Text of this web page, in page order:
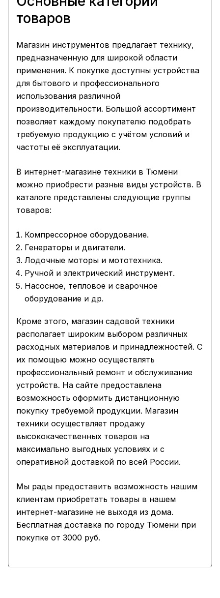
товаров
Магазин инструментов предлагает технику,
предназначенную для широкой области
применения. К покупке доступны устройства
для бытового и профессионального
использования различной
производительности. Большой ассортимент
позволяет каждому покупателю подобрать
требуемую продукцию с учётом условий и
частоты её эксплуатации.
В интернет-магазине техники в Тюмени
можно приобрести разные виды устройств. В
каталоге представлены следующие группы
товаров:
Компрессорное оборудование.
Генераторы и двигатели.
Лодочные моторы и мототехника.
Ручной и электрический инструмент.
Насосное, тепловое и сварочное
оборудование и др.
Кроме этого, магазин садовой техники
располагает широким выбором различных
расходных материалов и принадлежностей. С
их помощью можно осуществлять
профессиональный ремонт и обслуживание
устройств. На сайте предоставлена
возможность оформить дистанционную
покупку требуемой продукции. Магазин
техники осуществляет продажу
высококачественных товаров на
максимально выгодных условиях и с
оперативной доставкой по всей России.
Мы рады предоставить возможность нашим
клиентам приобретать товары в нашем
интернет-магазине не выходя из дома.
Бесплатная доставка по городу Тюмени при
покупке от 3000 руб.